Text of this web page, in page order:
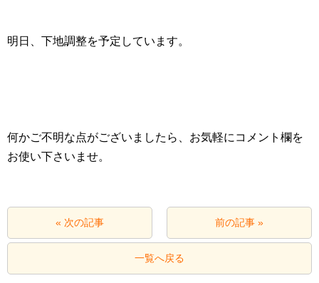
明日、下地調整を予定しています。
何かご不明な点がございましたら、お気軽にコメント欄を
お使い下さいませ。
« 次の記事 前の記事 »
一覧へ戻る